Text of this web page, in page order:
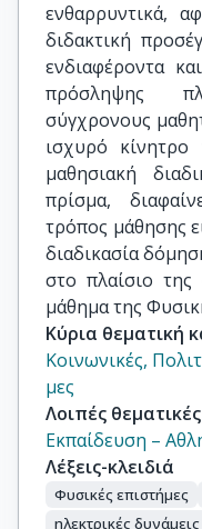
ενθαρρυντικά,
διδακτική
ενδιαφέροντα
πρόσληψης
σύγχρονους
ισχυρό
μαθησιακή
πρίσμα,
τρόπος μάθησης
διαδικασία
στο πλαίσιο της
μάθημα της
Κύρια θεματική
Κοινωνικές,
μες
Λοιπές
Εκπαίδευση –
Λέξεις-κλειδιά
Φυσικές επιστήμες
ηλεκτρικές δυνάμεις